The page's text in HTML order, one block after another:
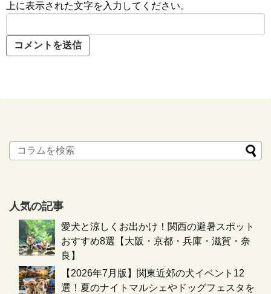
上に表示された文字を入力してください。
人気の記事
愛犬と涼しくお出かけ！関西の避暑スポット
おすすめ8選【大阪・京都・兵庫・滋賀・奈
良】
【2026年7月版】関東近郊の犬イベント12
選！夏のナイトマルシェやドッグフェスタを